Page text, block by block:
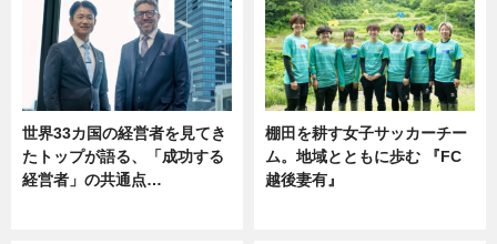
世界33カ国の経営者を見てき
たトップが語る、「成功する
経営者」の共通点…
棚田を耕す女子サッカーチー
ム。地域とともに歩む 『FC
越後妻有』